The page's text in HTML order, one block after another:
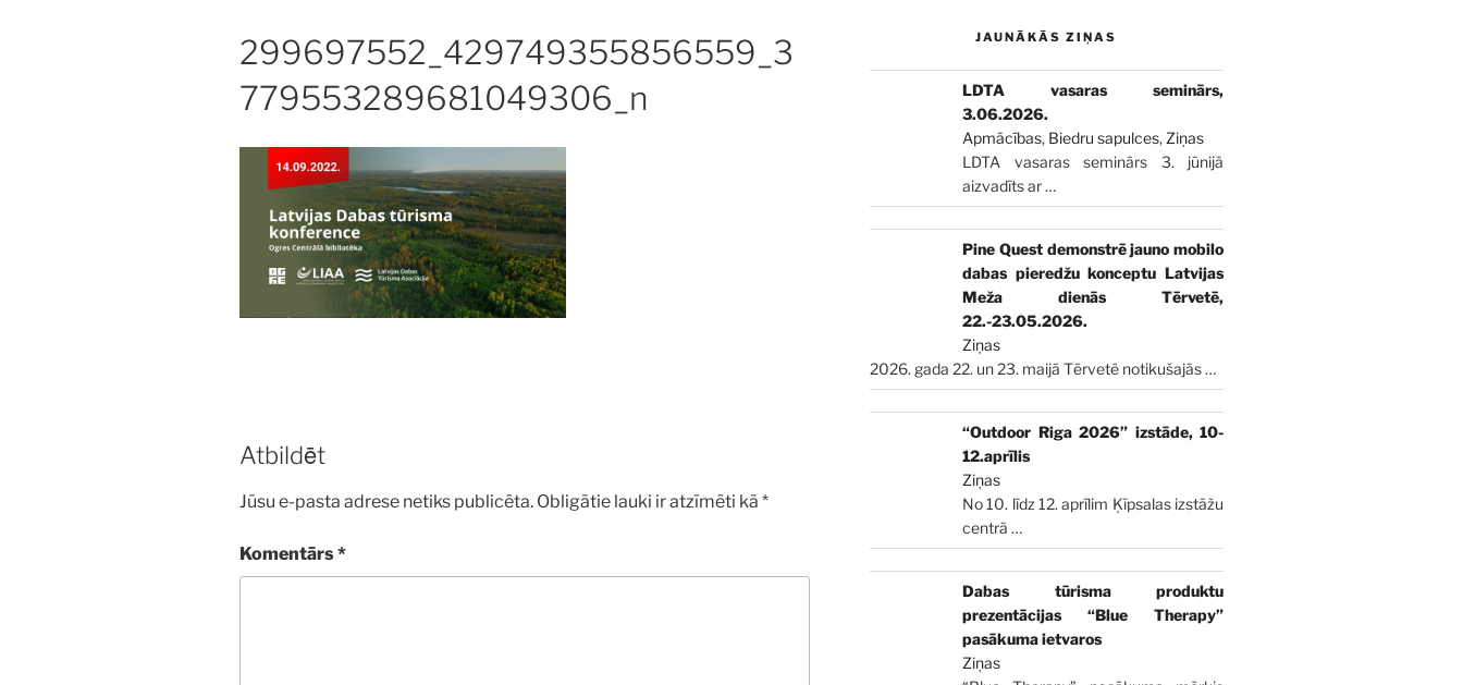
299697552_429749355856559_3
779553289681049306_n
Atbildēt
Jūsu e-pasta adrese netiks publicēta. Obligātie lauki ir atzīmēti kā *
Komentārs*
JAUNĀKĀS ZIŅAS
LDTA vasaras seminārs,
3.06.2026.
Apmācības, Biedru sapulces, Ziņas
LDTA vasaras seminārs 3. jūnijā
aizvadīts ar…
Pine Quest demonstrē jauno mobilo
dabas pieredžu konceptu Latvijas
Meža dienās Tērvetē,
22.-23.05.2026.
Ziņas
2026. gada 22. un 23. maijā Tērvetē notikušajās…
“Outdoor Riga 2026” izstāde, 10-
12.aprīlis
Ziņas
No 10. līdz 12. aprīlim Ķīpsalas izstāžu
centrā…
Dabas tūrisma produktu
prezentācijas “Blue Therapy”
pasākuma ietvaros
Ziņas